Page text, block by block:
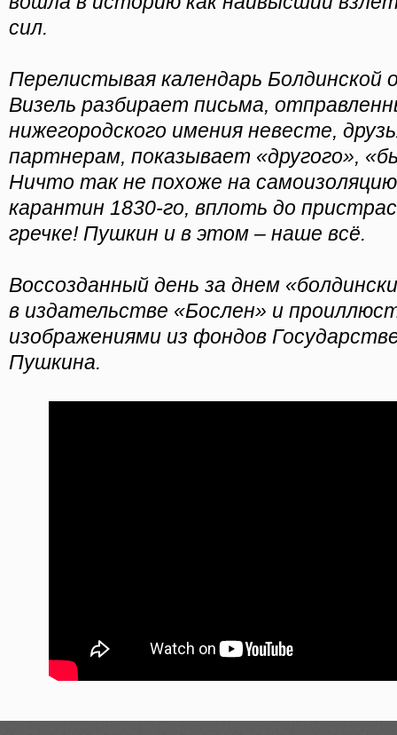
сил.
Перелистывая календарь Болдинской
Визель разбирает письма,
нижегородского имения невесте,
партнерам, показывает «другого»,
Ничто так не похоже на самоизоляцию
карантин 1830-го, вплоть до
гречке! Пушкин и в этом – наше всё.
Воссозданный день за днем
в издательстве «Бослен» и
изображениями из фондов
Пушкина.